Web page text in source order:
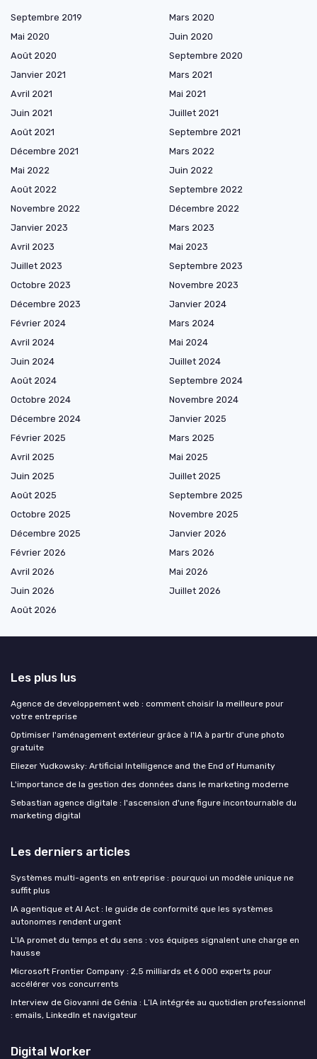
Septembre 2019
Mars 2020
Mai 2020
Juin 2020
Août 2020
Septembre 2020
Janvier 2021
Mars 2021
Avril 2021
Mai 2021
Juin 2021
Juillet 2021
Août 2021
Septembre 2021
Décembre 2021
Mars 2022
Mai 2022
Juin 2022
Août 2022
Septembre 2022
Novembre 2022
Décembre 2022
Janvier 2023
Mars 2023
Avril 2023
Mai 2023
Juillet 2023
Septembre 2023
Octobre 2023
Novembre 2023
Décembre 2023
Janvier 2024
Février 2024
Mars 2024
Avril 2024
Mai 2024
Juin 2024
Juillet 2024
Août 2024
Septembre 2024
Octobre 2024
Novembre 2024
Décembre 2024
Janvier 2025
Février 2025
Mars 2025
Avril 2025
Mai 2025
Juin 2025
Juillet 2025
Août 2025
Septembre 2025
Octobre 2025
Novembre 2025
Décembre 2025
Janvier 2026
Février 2026
Mars 2026
Avril 2026
Mai 2026
Juin 2026
Juillet 2026
Août 2026
Les plus lus
Agence de developpement web : comment choisir la meilleure pour
votre entreprise
Optimiser l'aménagement extérieur grâce à l'IA à partir d'une photo
gratuite
Eliezer Yudkowsky: Artificial Intelligence and the End of Humanity
L'importance de la gestion des données dans le marketing moderne
Sebastian agence digitale : l'ascension d'une figure incontournable du
marketing digital
Les derniers articles
Systèmes multi-agents en entreprise : pourquoi un modèle unique ne
suffit plus
IA agentique et AI Act : le guide de conformité que les systèmes
autonomes rendent urgent
L'IA promet du temps et du sens : vos équipes signalent une charge en
hausse
Microsoft Frontier Company : 2,5 milliards et 6 000 experts pour
accélérer vos concurrents
Interview de Giovanni de Génia : L’IA intégrée au quotidien professionnel
: emails, LinkedIn et navigateur
Digital Worker